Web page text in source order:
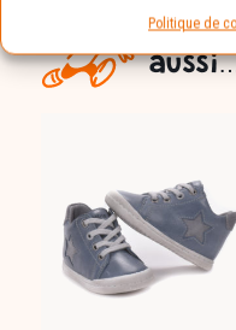
Politique de
Vous